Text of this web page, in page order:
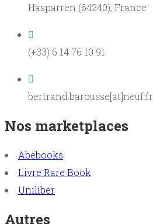
Hasparren (64240), France
(+33) 6 14 76 10 91
bertrand.barousse[at]neuf.fr
Nos marketplaces
Abebooks
Livre Rare Book
Uniliber
Autres